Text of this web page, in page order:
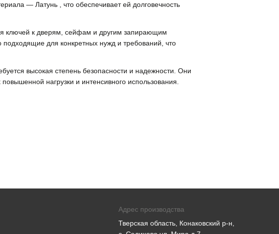
— Латунь , что обеспечивает ей долговечность
ключей к дверям, сейфам и другим запирающим
для конкретных нужд и требований, что
высокая степень безопасности и надежности. Они
нагрузки и интенсивного использования.
Адрес производства
Тверская область, Конаковский р-н,